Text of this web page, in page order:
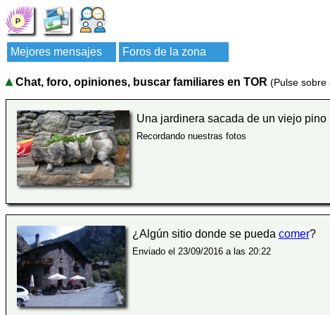
Mejores mensajes Foros de la zona
Chat, foro, opiniones, buscar familiares en TOR (Pulse sobre
Una jardinera sacada de un viejo pino
Recordando nuestras fotos
¿Algún sitio donde se pueda comer?
Enviado el 23/09/2016 a las 20:22